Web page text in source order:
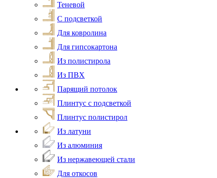
Теневой
С подсветкой
Для ковролина
Для гипсокартона
Из полистирола
Из ПВХ
Парящий потолок
Плинтус с подсветкой
Плинтус полистирол
Из латуни
Из алюминия
Из нержавеющей стали
Для откосов